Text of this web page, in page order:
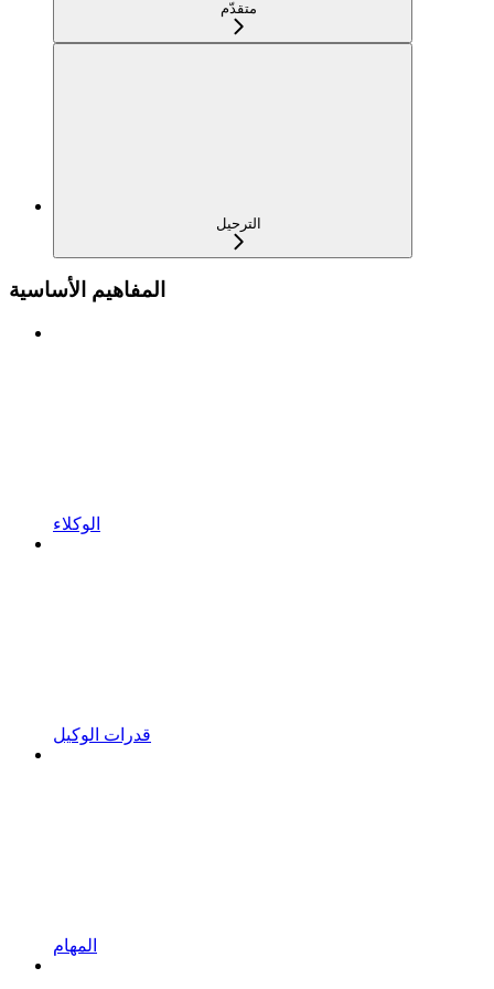
متقدّم
الترحيل
المفاهيم الأساسية
الوكلاء
قدرات الوكيل
المهام